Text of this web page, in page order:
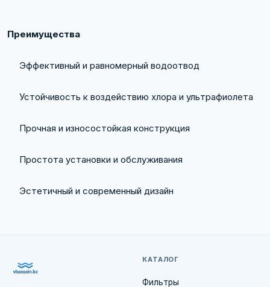
Преимущества
Эффективный и равномерный водоотвод
Устойчивость к воздействию хлора и ультрафиолета
Прочная и износостойкая конструкция
Простота установки и обслуживания
Эстетичный и современный дизайн
КАТАЛОГ
Фильтры